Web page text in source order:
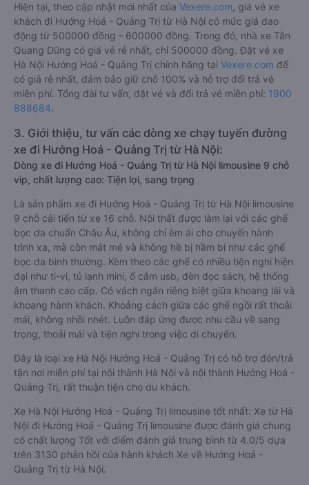
Hiện tại, theo cập nhật mới nhất của Vexere.com , giá vé xe
khách đi Hướng Hoá - Quảng Trị từ Hà Nội có mức giá dao
động từ 500000 đồng - 600000 đồng. Trong đó, nhà xe Tân
Quang Dũng có giá vé rẻ nhất, chỉ 500000 đồng. Đặt vé xe
Hà Nội Hướng Hoá - Quảng Trị chính hãng tại Vexere.com để
có giá rẻ nhất, đảm bảo giữ chỗ 100% và hỗ trợ đổi trả vé
miễn phí. Tổng đài tư vấn, đặt vé và đổi trả vé miễn phí: 1900
888684.
3. Giới thiệu, tư vấn các dòng xe chạy tuyến đường
xe đi Hướng Hoá - Quảng Trị từ Hà Nội:
Dòng xe đi Hướng Hoá - Quảng Trị từ Hà Nội limousine 9 chỗ
vip, chất lượng cao: Tiện lợi, sang trọng
Là sản phẩm xe đi Hướng Hoá - Quảng Trị từ Hà Nội limousine
9 chỗ cải tiến từ xe 16 chỗ. Nội thất được làm lại với các ghế
bọc da chuẩn Châu Âu, không chỉ êm ái cho chuyến hành
trình xa, mà còn mát mẻ và không hề bị hầm bí như các ghế
bọc da bình thường. Kèm theo các ghế có nhiều tiện nghi hiện
đại như ti-vi, tủ lạnh mini, ổ cắm usb, đèn đọc sách, hệ thống
âm thanh cao cấp. Có vách ngăn riêng biệt giữa khoang lái và
khoang hành khách. Khoảng cách giữa các ghế ngồi rất thoải
mái, không nhồi nhét. Luôn đáp ứng được nhu cầu về sang
trọng, thoải mái và tiện nghi trong việc di chuyển.
Đây là loại xe Hà Nội Hướng Hoá - Quảng Trị có hỗ trợ đón/trả
tận nơi miễn phí tại nội thành Hà Nội và nội thành Hướng Hoá -
Quảng Trị, rất thuận tiện cho du khách.
Xe Hà Nội Hướng Hoá - Quảng Trị limousine tốt nhất: Xe từ Hà
Nội đi Hướng Hoá - Quảng Trị limousine được đánh giá chung
có chất lượng Tốt với điểm đánh giá trung bình từ 4.0/5 dựa
trên 3130 phản hồi của hành khách Xe về Hướng Hoá -
Quảng Trị từ Hà Nội.